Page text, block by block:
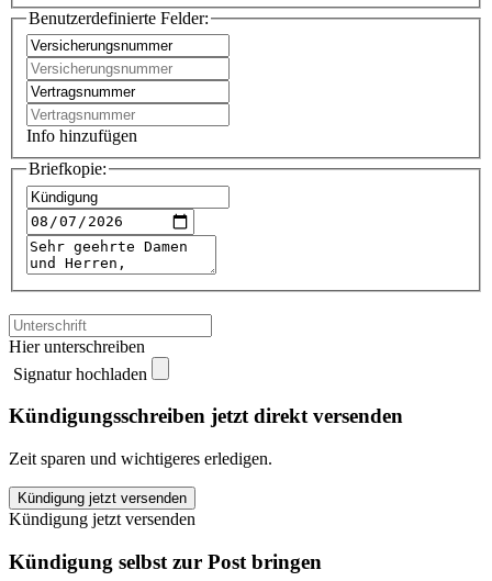
Benutzerdefinierte Felder:
Info hinzufügen
Briefkopie:
Hier unterschreiben
Signatur hochladen
Kündigungsschreiben jetzt direkt versenden
Zeit sparen und wichtigeres erledigen.
Generali
Betriebsrente
kündigen
quantity
Kündigung jetzt versenden
Kündigung jetzt versenden
Kündigung selbst zur Post bringen